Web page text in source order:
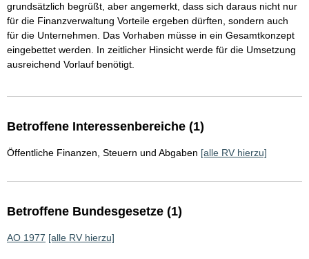
grundsätzlich begrüßt, aber angemerkt, dass sich daraus nicht nur
für die Finanzverwaltung Vorteile ergeben dürften, sondern auch
für die Unternehmen. Das Vorhaben müsse in ein Gesamtkonzept
eingebettet werden. In zeitlicher Hinsicht werde für die Umsetzung
ausreichend Vorlauf benötigt.
Betroffene Interessenbereiche (1)
Öffentliche Finanzen, Steuern und Abgaben [alle RV hierzu]
Betroffene Bundesgesetze (1)
AO 1977 [alle RV hierzu]